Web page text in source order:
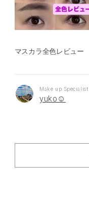
マスカラ全色レビュー
Make up Specialist
yuko☺︎